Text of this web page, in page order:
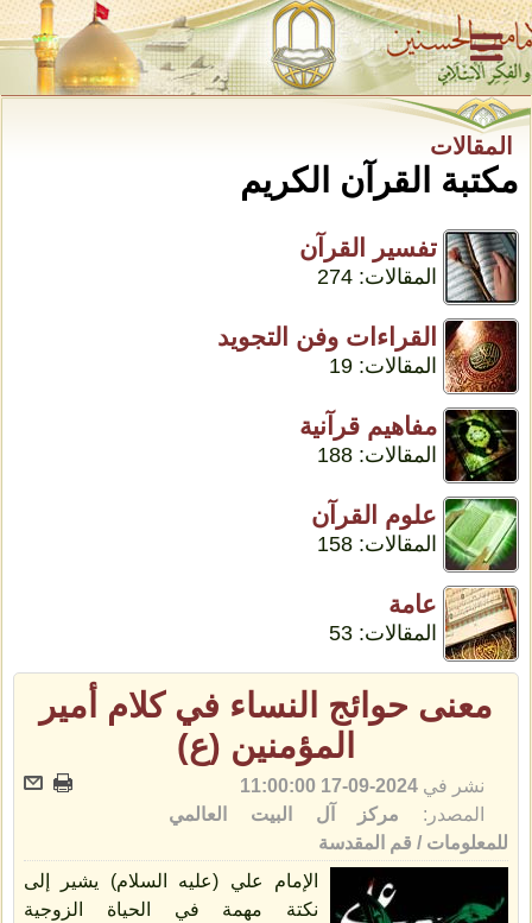
المقالات
مكتبة القرآن الكريم
تفسير القرآن
المقالات: 274
القراءات وفن التجويد
المقالات: 19
مفاهيم قرآنية
المقالات: 188
علوم القرآن
المقالات: 158
عامة
المقالات: 53
معنى حوائج النساء في کلام أمير
المؤمنين (ع)
نشر في 2024-09-17 11:00:00
المصدر: مركز آل البيت العالمي
للمعلومات / قم المقدسة
الإمام علي (عليه السلام) يشير إلی
نكتة مهمة في الحياة الزوجية